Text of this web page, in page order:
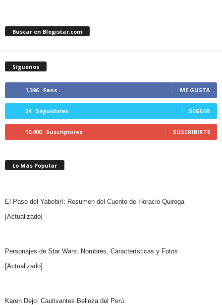
Buscar en Blogistar.com
Síguenos
1,396 Fans ME GUSTA
24 Seguidores SEGUIR
10,400 Suscriptores SUSCRIBIRTE
Lo Más Popular
El Paso del Yabebirí: Resumen del Cuento de Horacio Quiroga
[Actualizado]
Personajes de Star Wars: Nombres, Características y Fotos
[Actualizado]
Karen Dejo: Cautivantes Belleza del Perú